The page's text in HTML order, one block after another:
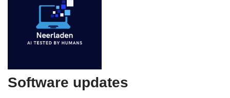
Software updates